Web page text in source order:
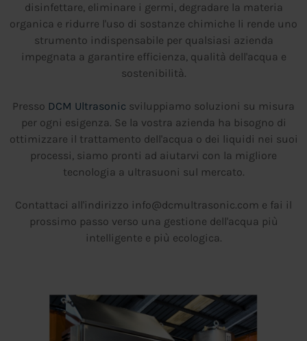
disinfettare, eliminare i germi, degradare la materia
organica e ridurre l'uso di sostanze chimiche li rende uno
strumento indispensabile per qualsiasi azienda
impegnata a garantire efficienza, qualità dell'acqua e
sostenibilità.
Presso DCM Ultrasonic sviluppiamo soluzioni su misura
per ogni esigenza. Se la vostra azienda ha bisogno di
ottimizzare il trattamento dell'acqua o dei liquidi nei suoi
processi, siamo pronti ad aiutarvi con la migliore
tecnologia a ultrasuoni sul mercato.
Contattaci all'indirizzo info@dcmultrasonic.com e fai il
prossimo passo verso una gestione dell'acqua più
intelligente e più ecologica.